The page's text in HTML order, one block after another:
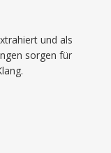
und als
sorgen für